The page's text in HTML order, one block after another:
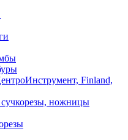
Finland,
ножницы